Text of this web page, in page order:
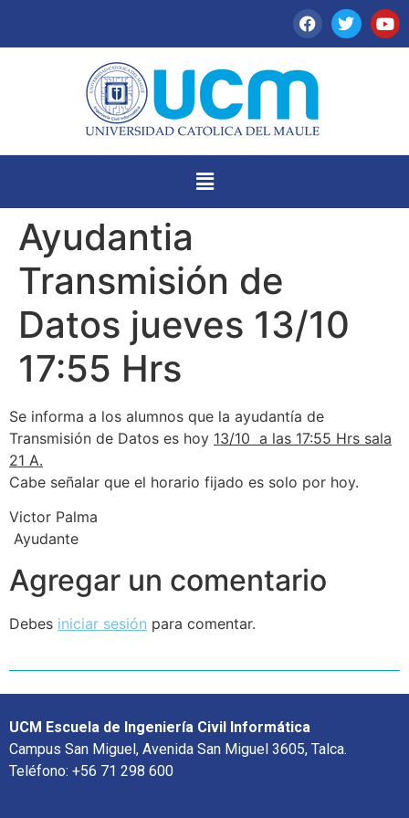
Ayudantia
Transmisión de
Datos jueves 13/10
17:55 Hrs
Se informa a los alumnos que la ayudantía de
Transmisión de Datos es hoy 13/10 a las 17:55 Hrs sala
21 A.
Cabe señalar que el horario fijado es solo por hoy.
Victor Palma
Ayudante
Agregar un comentario
Debes iniciar sesión para comentar.
UCM Escuela de Ingeniería Civil Informática
Campus San Miguel, Avenida San Miguel 3605, Talca.
Teléfono: +56 71 298 600